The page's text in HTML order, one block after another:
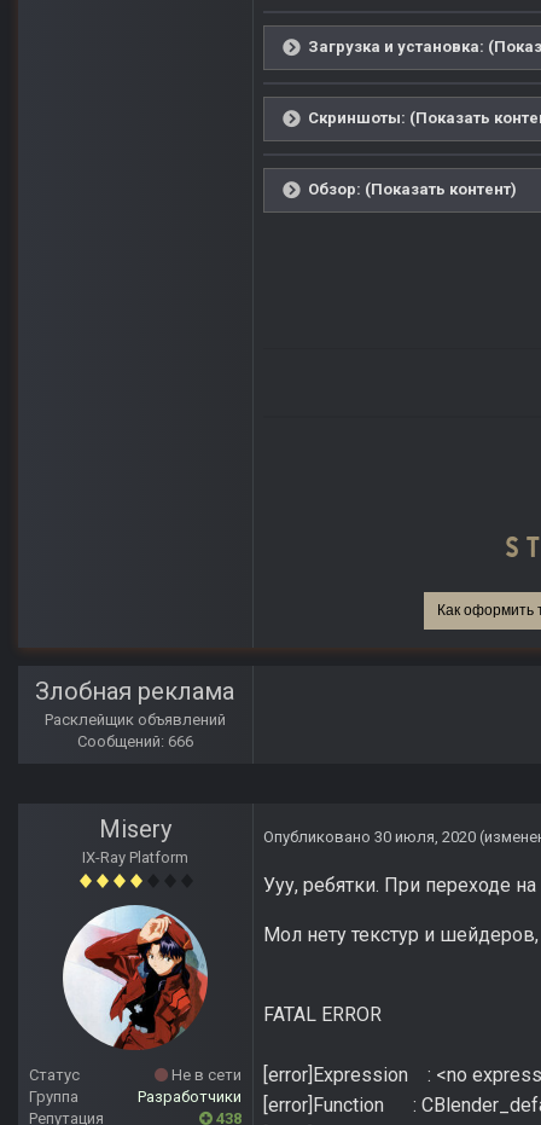
Загрузка и установка:
Скриншоты: (Показать
Обзор: (Показать контент)
Как оформить
Злобная реклама
Расклейщик объявлений
Сообщений: 666
Misery
IX-Ray Platform
Статус
Не в сети
Группа
Разработчики
Репутация
438
Опубликовано 30 июля, 2020
Ууу, ребятки. При переходе
Мол нету текстур и
FATAL ERROR
[error]Expression : <no
[error]Function :